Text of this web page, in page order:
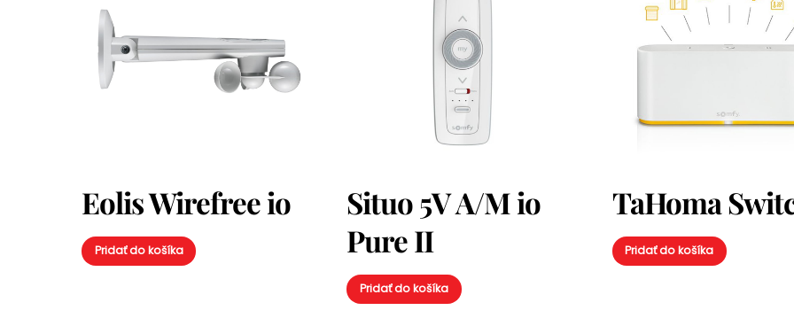
Eolis Wirefree io
Pridať do košíka
Situo 5V A/M io
Pure II
Pridať do košíka
TaHoma
Pridať do košíka